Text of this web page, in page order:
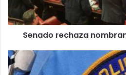
Senado rechaza
Asesinan
hombre